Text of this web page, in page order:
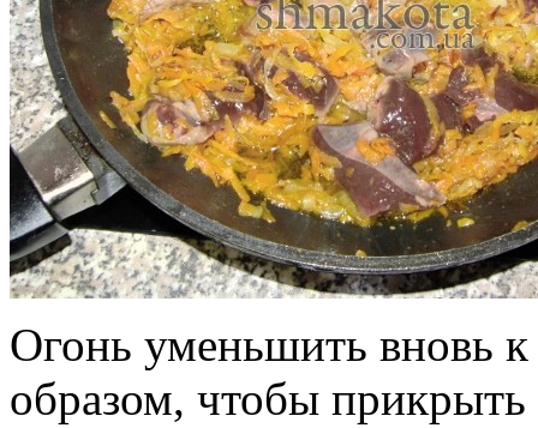
Огонь уменьшить вновь к
образом, чтобы